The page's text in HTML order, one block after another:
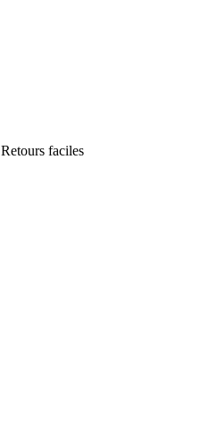
Retours faciles